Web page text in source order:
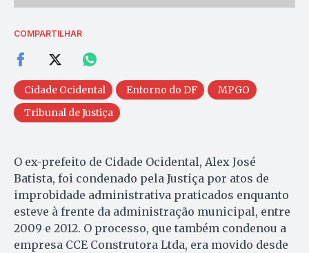
COMPARTILHAR
Cidade Ocidental Entorno do DF
MPGO
Tribunal de Justiça
O ex-prefeito de Cidade Ocidental, Alex José
Batista, foi condenado pela Justiça por atos de
improbidade administrativa praticados enquanto
esteve à frente da administração municipal, entre
2009 e 2012. O processo, que também condenou a
empresa CCE Construtora Ltda, era movido desde